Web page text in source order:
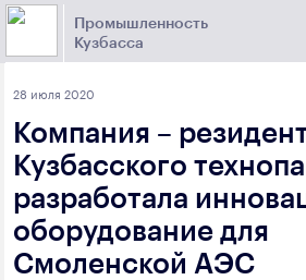
Промышленность
Кузбасса
Поиск
Торговая площадка
Выберите отрасль
Угольная промышленность
Горно-металлургическая
Предприятия
28 июля 2020
Компания –
Кузбасского
разработала
оборудование для
Смоленской АЭС